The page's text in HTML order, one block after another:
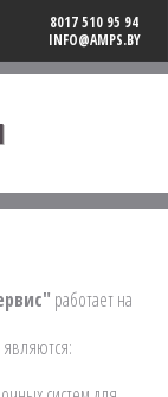
8017 510 95 94
INFO@AMPS.BY
работает на